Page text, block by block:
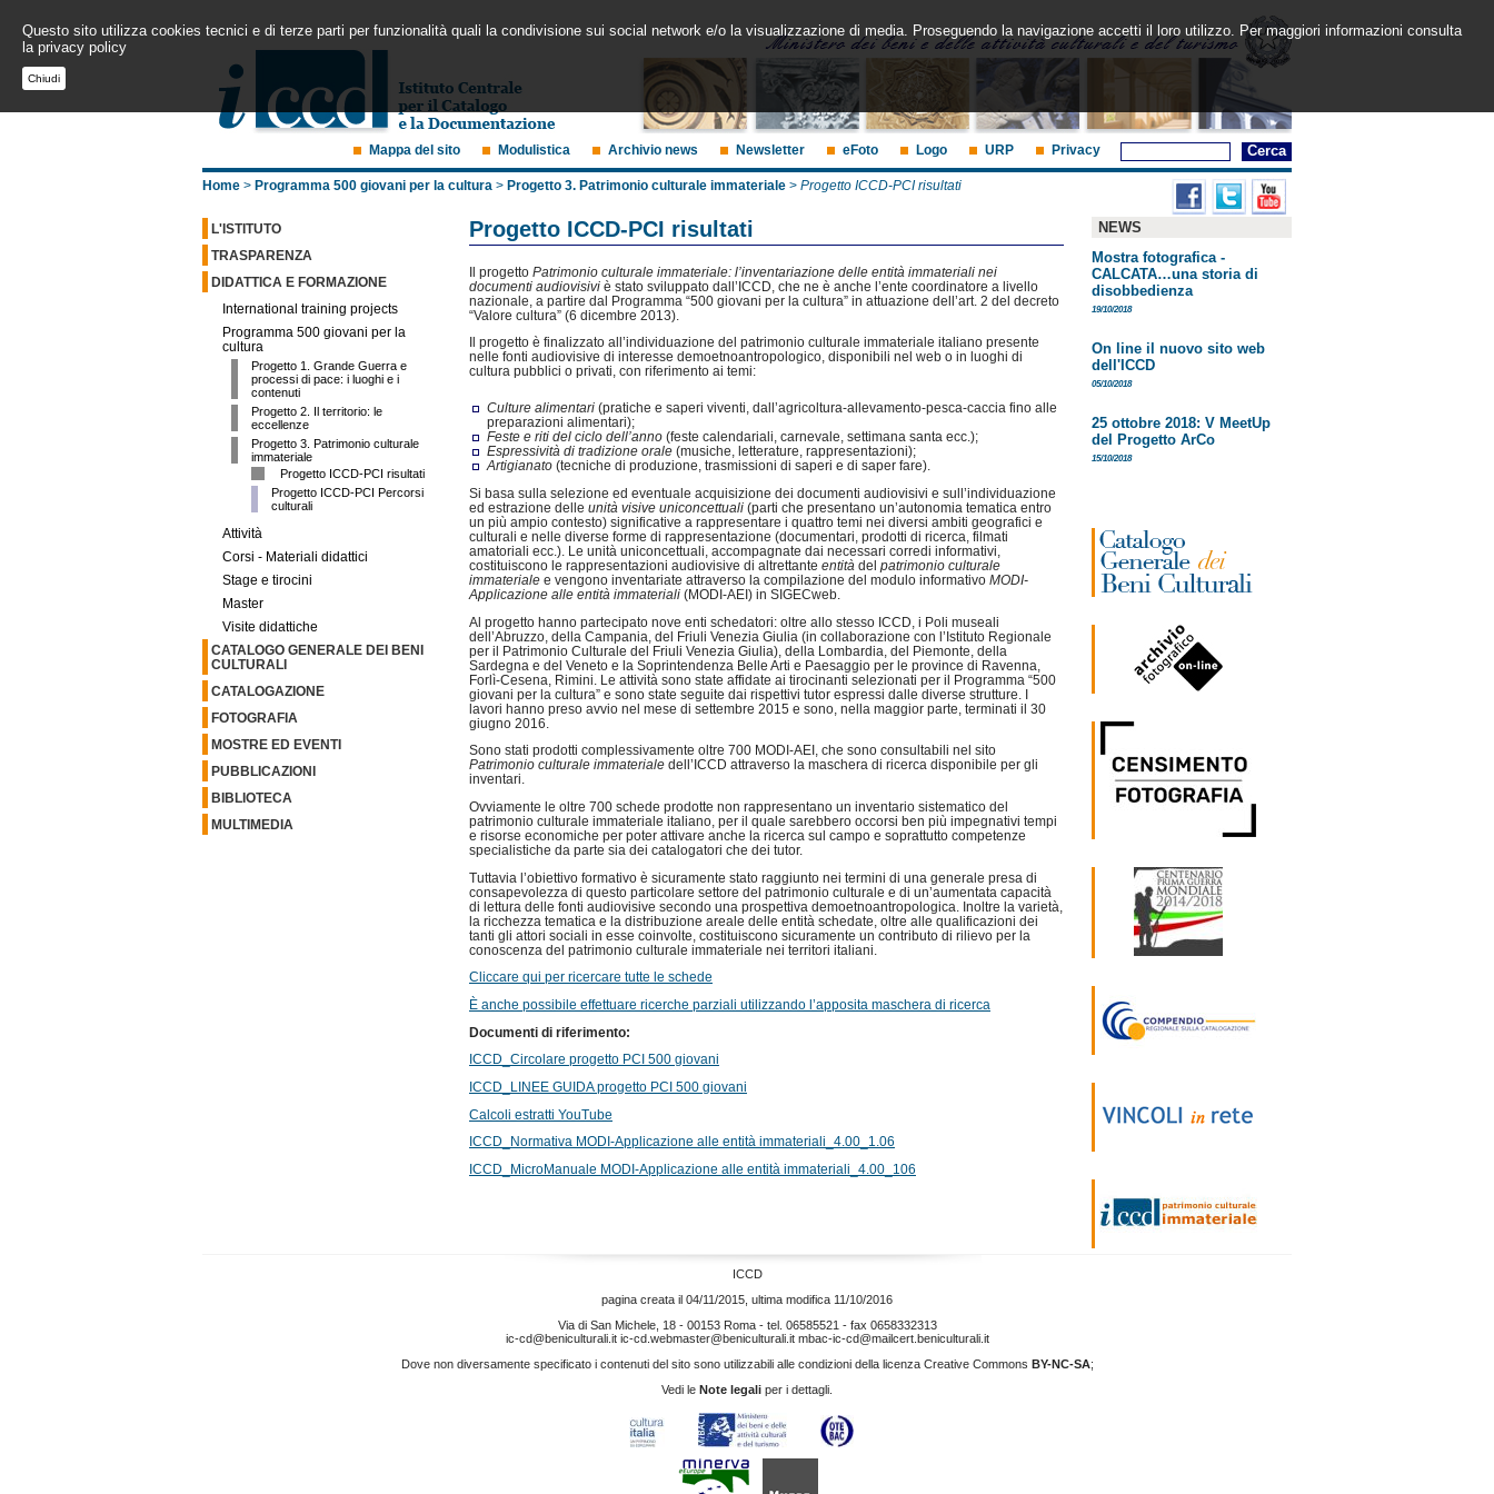
Questo sito utilizza cookies tecnici e di terze parti per funzionalità quali la condivisione sui social network e/o la visualizzazione di media. Proseguendo la navigazione accetti il loro utilizzo. Per maggiori informazioni consulta
la privacy policy
Chiudi
Mappa del sito Modulistica Archivio news Newsletter eFoto Logo URP Privacy
Home > Programma 500 giovani per la cultura > Progetto 3. Patrimonio culturale immateriale > Progetto ICCD-PCI risultati
L'ISTITUTO
TRASPARENZA
DIDATTICA E FORMAZIONE
International training projects
Programma 500 giovani per la
cultura
Progetto 1. Grande Guerra e
processi di pace: i luoghi e i
contenuti
Progetto 2. Il territorio: le
eccellenze
Progetto 3. Patrimonio culturale
immateriale
Progetto ICCD-PCI risultati
Progetto ICCD-PCI Percorsi
culturali
Attività
Corsi - Materiali didattici
Stage e tirocini
Master
Visite didattiche
CATALOGO GENERALE DEI BENI
CULTURALI
CATALOGAZIONE
FOTOGRAFIA
MOSTRE ED EVENTI
PUBBLICAZIONI
BIBLIOTECA
MULTIMEDIA
NEWS
Mostra fotografica -
CALCATA…una storia di
disobbedienza
19/10/2018
On line il nuovo sito web
dell'ICCD
05/10/2018
25 ottobre 2018: V MeetUp
del Progetto ArCo
15/10/2018
Progetto ICCD-PCI risultati
Il progetto Patrimonio culturale immateriale: l’inventariazione delle entità immateriali nei
documenti audiovisivi è stato sviluppato dall’ICCD, che ne è anche l’ente coordinatore a livello
nazionale, a partire dal Programma “500 giovani per la cultura” in attuazione dell’art. 2 del decreto
“Valore cultura” (6 dicembre 2013).
Il progetto è finalizzato all’individuazione del patrimonio culturale immateriale italiano presente
nelle fonti audiovisive di interesse demoetnoantropologico, disponibili nel web o in luoghi di
cultura pubblici o privati, con riferimento ai temi:
Culture alimentari (pratiche e saperi viventi, dall’agricoltura-allevamento-pesca-caccia fino alle
preparazioni alimentari);
Feste e riti del ciclo dell’anno (feste calendariali, carnevale, settimana santa ecc.);
Espressività di tradizione orale (musiche, letterature, rappresentazioni);
Artigianato (tecniche di produzione, trasmissioni di saperi e di saper fare).
Si basa sulla selezione ed eventuale acquisizione dei documenti audiovisivi e sull’individuazione
ed estrazione delle unità visive uniconcettuali (parti che presentano un’autonomia tematica entro
un più ampio contesto) significative a rappresentare i quattro temi nei diversi ambiti geografici e
culturali e nelle diverse forme di rappresentazione (documentari, prodotti di ricerca, filmati
amatoriali ecc.). Le unità uniconcettuali, accompagnate dai necessari corredi informativi,
costituiscono le rappresentazioni audiovisive di altrettante entità del patrimonio culturale
immateriale e vengono inventariate attraverso la compilazione del modulo informativo MODI-
Applicazione alle entità immateriali (MODI-AEI) in SIGECweb.
Al progetto hanno partecipato nove enti schedatori: oltre allo stesso ICCD, i Poli museali
dell’Abruzzo, della Campania, del Friuli Venezia Giulia (in collaborazione con l’Istituto Regionale
per il Patrimonio Culturale del Friuli Venezia Giulia), della Lombardia, del Piemonte, della
Sardegna e del Veneto e la Soprintendenza Belle Arti e Paesaggio per le province di Ravenna,
Forlì-Cesena, Rimini. Le attività sono state affidate ai tirocinanti selezionati per il Programma “500
giovani per la cultura” e sono state seguite dai rispettivi tutor espressi dalle diverse strutture. I
lavori hanno preso avvio nel mese di settembre 2015 e sono, nella maggior parte, terminati il 30
giugno 2016.
Sono stati prodotti complessivamente oltre 700 MODI-AEI, che sono consultabili nel sito
Patrimonio culturale immateriale dell’ICCD attraverso la maschera di ricerca disponibile per gli
inventari.
Ovviamente le oltre 700 schede prodotte non rappresentano un inventario sistematico del
patrimonio culturale immateriale italiano, per il quale sarebbero occorsi ben più impegnativi tempi
e risorse economiche per poter attivare anche la ricerca sul campo e soprattutto competenze
specialistiche da parte sia dei catalogatori che dei tutor.
Tuttavia l’obiettivo formativo è sicuramente stato raggiunto nei termini di una generale presa di
consapevolezza di questo particolare settore del patrimonio culturale e di un’aumentata capacità
di lettura delle fonti audiovisive secondo una prospettiva demoetnoantropologica. Inoltre la varietà,
la ricchezza tematica e la distribuzione areale delle entità schedate, oltre alle qualificazioni dei
tanti gli attori sociali in esse coinvolte, costituiscono sicuramente un contributo di rilievo per la
conoscenza del patrimonio culturale immateriale nei territori italiani.
Cliccare qui per ricercare tutte le schede
È anche possibile effettuare ricerche parziali utilizzando l’apposita maschera di ricerca
Documenti di riferimento:
ICCD_Circolare progetto PCI 500 giovani
ICCD_LINEE GUIDA progetto PCI 500 giovani
Calcoli estratti YouTube
ICCD_Normativa MODI-Applicazione alle entità immateriali_4.00_1.06
ICCD_MicroManuale MODI-Applicazione alle entità immateriali_4.00_106
ICCD
pagina creata il 04/11/2015, ultima modifica 11/10/2016
Via di San Michele, 18 - 00153 Roma - tel. 06585521 - fax 0658332313
ic-cd@beniculturali.it ic-cd.webmaster@beniculturali.it mbac-ic-cd@mailcert.beniculturali.it
Dove non diversamente specificato i contenuti del sito sono utilizzabili alle condizioni della licenza Creative Commons BY-NC-SA;
Vedi le Note legali per i dettagli.